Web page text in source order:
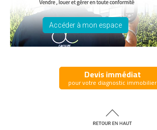
Accéder à mon espace
Devis immédiat
pour votre diagnostic immobilier